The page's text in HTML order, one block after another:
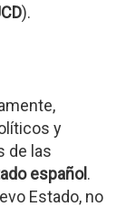
).
y
de las
español.
Estado, no